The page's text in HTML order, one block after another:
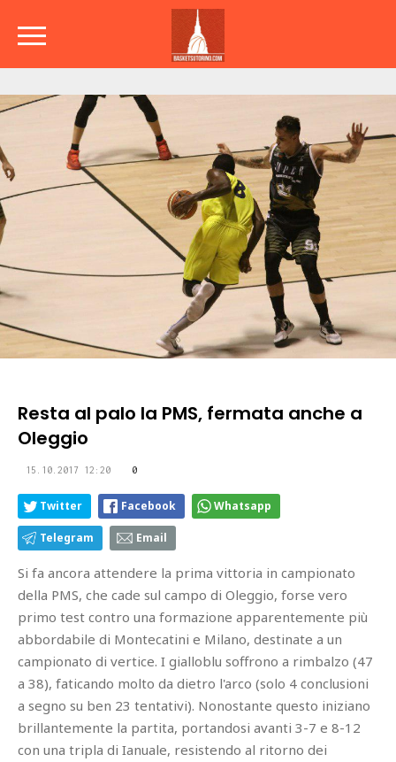
Resta al palo la PMS, fermata anche a
Oleggio
15.10.2017 12:20 0
Twitter Facebook Whatsapp
Telegram Email
Si fa ancora attendere la prima vittoria in campionato
della PMS, che cade sul campo di Oleggio, forse vero
primo test contro una formazione apparentemente più
abbordabile di Montecatini e Milano, destinate a un
campionato di vertice. I gialloblu soffrono a rimbalzo (47
a 38), faticando molto da dietro l'arco (solo 4 conclusioni
a segno su ben 23 tentativi). Nonostante questo iniziano
brillantemente la partita, portandosi avanti 3-7 e 8-12
con una tripla di Ianuale, resistendo al ritorno dei